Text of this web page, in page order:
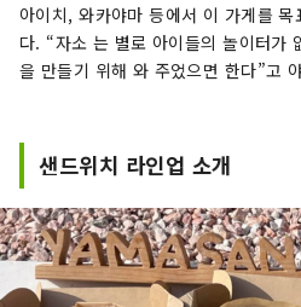
아이치, 와카야마 등에서 이 가게를
다. “자소 는 별로 아이들의 놀이터가
을 만들기 위해 와 주었으면 한다”고
샌드위치 라인업 소개